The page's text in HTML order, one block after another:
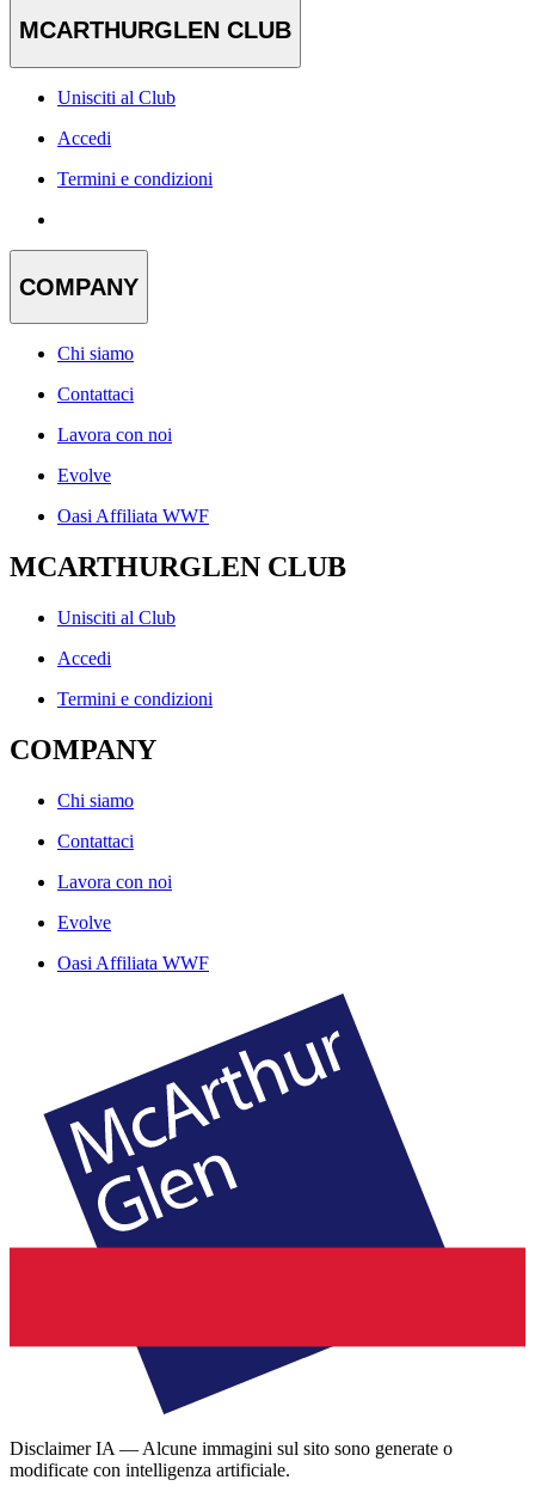
MCARTHURGLEN CLUB
Unisciti al Club
Accedi
Termini e condizioni
COMPANY
Chi siamo
Contattaci
Lavora con noi
Evolve
Oasi Affiliata WWF
MCARTHURGLEN CLUB
Unisciti al Club
Accedi
Termini e condizioni
COMPANY
Chi siamo
Contattaci
Lavora con noi
Evolve
Oasi Affiliata WWF
Disclaimer IA — Alcune immagini sul sito sono generate o
modificate con intelligenza artificiale.